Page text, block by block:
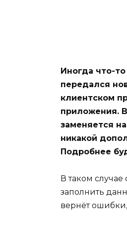
Иногда что-
передался
клиентском
приложения.
заменяется
никакой
Подробнее
В таком
заполнить
вернёт